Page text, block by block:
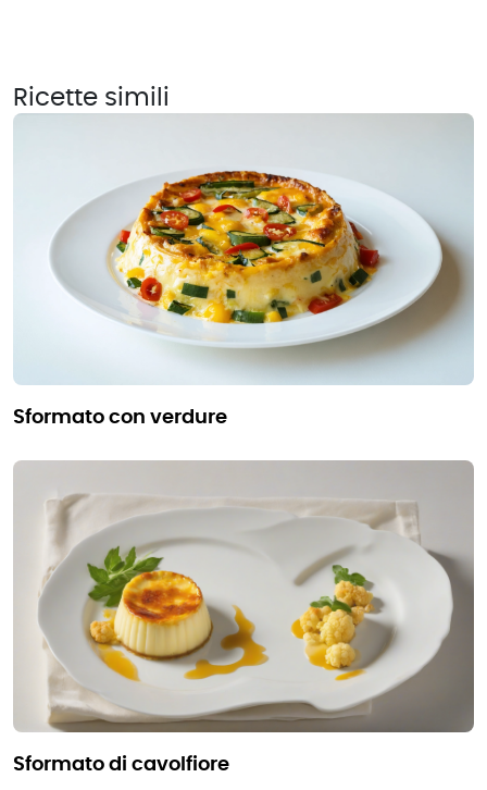
Ricette simili
sformato con verdure
sformato di cavolfiore